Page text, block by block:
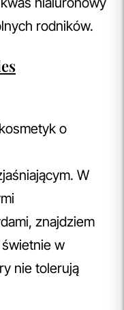
rodników.
o
W
znajdziem
w
nie tolerują